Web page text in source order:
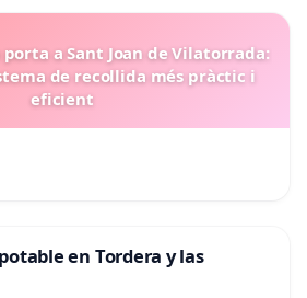
a Sant Joan de Vilatorrada:
de recollida més pràctic i
eficient
en Tordera y las